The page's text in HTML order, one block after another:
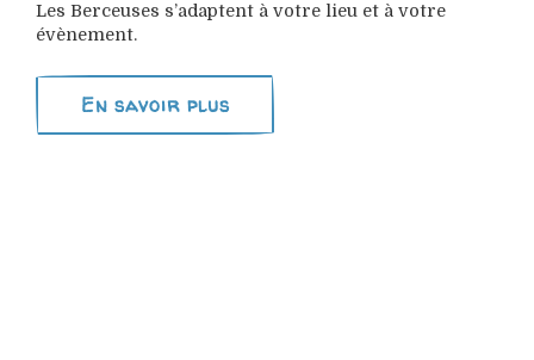
Les Berceuses s’adaptent à votre lieu et à votre
évènement.
En savoir plus